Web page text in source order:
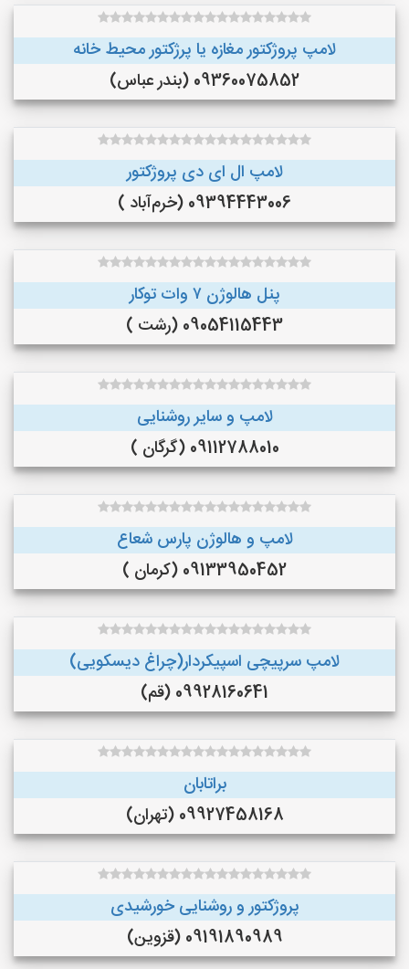
لامپ پروژکتور مغازه یا پرژکتور محیط خانه
09360075852 (بندر عباس)
لامپ ال ای دی پروژکتور
09394443006 (خرم‌آباد )
پنل هالوژن ۷ وات توکار
09054115443 (رشت )
لامپ و سایر روشنایی
09112788010 (گرگان )
لامپ و هالوژن پارس شعاع
09133950452 (کرمان )
لامپ سرپیچی اسپیکردار(چراغ دیسکویی)
09928160641 (قم)
براتابان
09927458168 (تهران)
پروژکتور و روشنایی خورشیدی
09191890989 (قزوین)